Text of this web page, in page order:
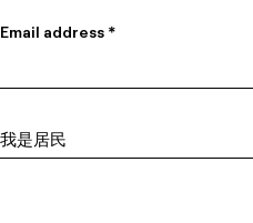
Email address *